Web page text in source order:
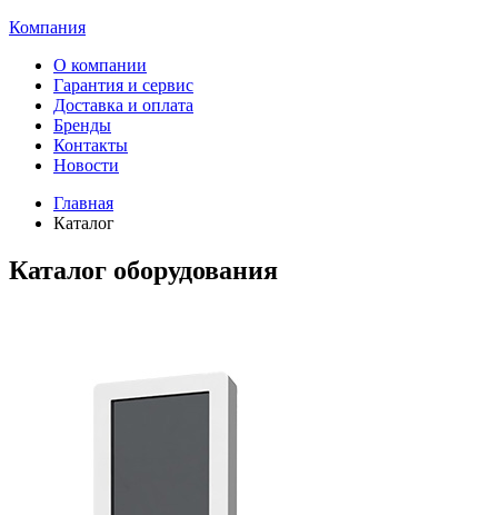
Компания
О компании
Гарантия и сервис
Доставка и оплата
Бренды
Контакты
Новости
Главная
Каталог
Каталог оборудования